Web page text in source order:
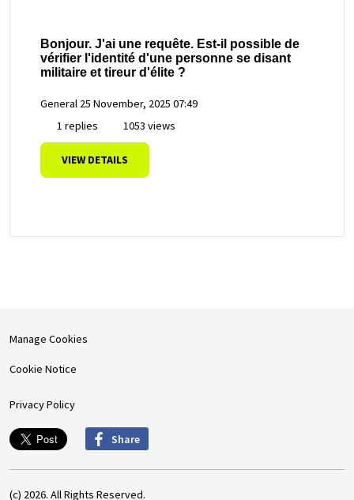
Bonjour. J'ai une requête. Est-il possible de
vérifier l'identité d'une personne se disant
militaire et tireur d'élite ?
General 25 November, 2025 07:49
1 replies
1053 views
VIEW DETAILS
Manage Cookies
Cookie Notice
Privacy Policy
Share
(c) 2026. All Rights Reserved.